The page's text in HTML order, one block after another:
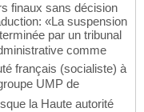
finaux sans décision
«La suspension
par un tribunal
comme
français (socialiste) à
UMP de
la Haute autorité